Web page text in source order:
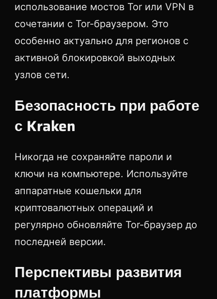
использование мостов Tor или VPN в
сочетании с Tor-браузером. Это
особенно актуально для регионов с
активной блокировкой выходных
узлов сети.
Безопасность при работе
с Kraken
Никогда не сохраняйте пароли и
ключи на компьютере. Используйте
аппаратные кошельки для
криптовалютных операций и
регулярно обновляйте Tor-браузер до
последней версии.
Перспективы развития
платформы